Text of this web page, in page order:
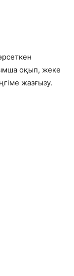
оқып, жеке
жазғызу.